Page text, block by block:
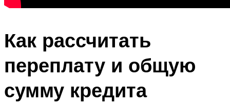
Как рассчитать
переплату и общую
сумму кредита